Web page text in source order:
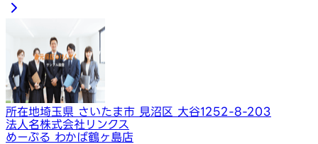
所在地埼玉県 さいたま市 見沼区 大谷1252-8-203
法人名株式会社リンクス
めーぷる わかば鶴ヶ島店